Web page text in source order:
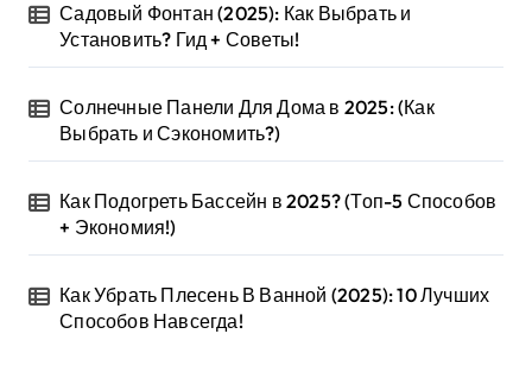
а
п
и
с
й
Садовый Фонтан (2025): Как Выбрать и
Установить? Гид + Советы!
Солнечные Панели Для Дома в 2025: (Как
Выбрать и Сэкономить?)
Как Подогреть Бассейн в 2025? (Топ-5 Способов
+ Экономия!)
Как Убрать Плесень В Ванной (2025): 10 Лучших
Способов Навсегда!